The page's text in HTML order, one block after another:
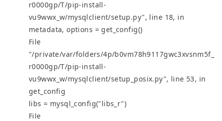
r0000gp/T/pip-install-
vu9wwx_w/mysqlclient/setup.py", line 18, in
metadata, options = get_config()
File
"/private/var/folders/4p/b0vm78h9117gwc3xvsnm5f_
r0000gp/T/pip-install-
vu9wwx_w/mysqlclient/setup_posix.py", line 53, in
get_config
libs = mysql_config("libs_r")
File